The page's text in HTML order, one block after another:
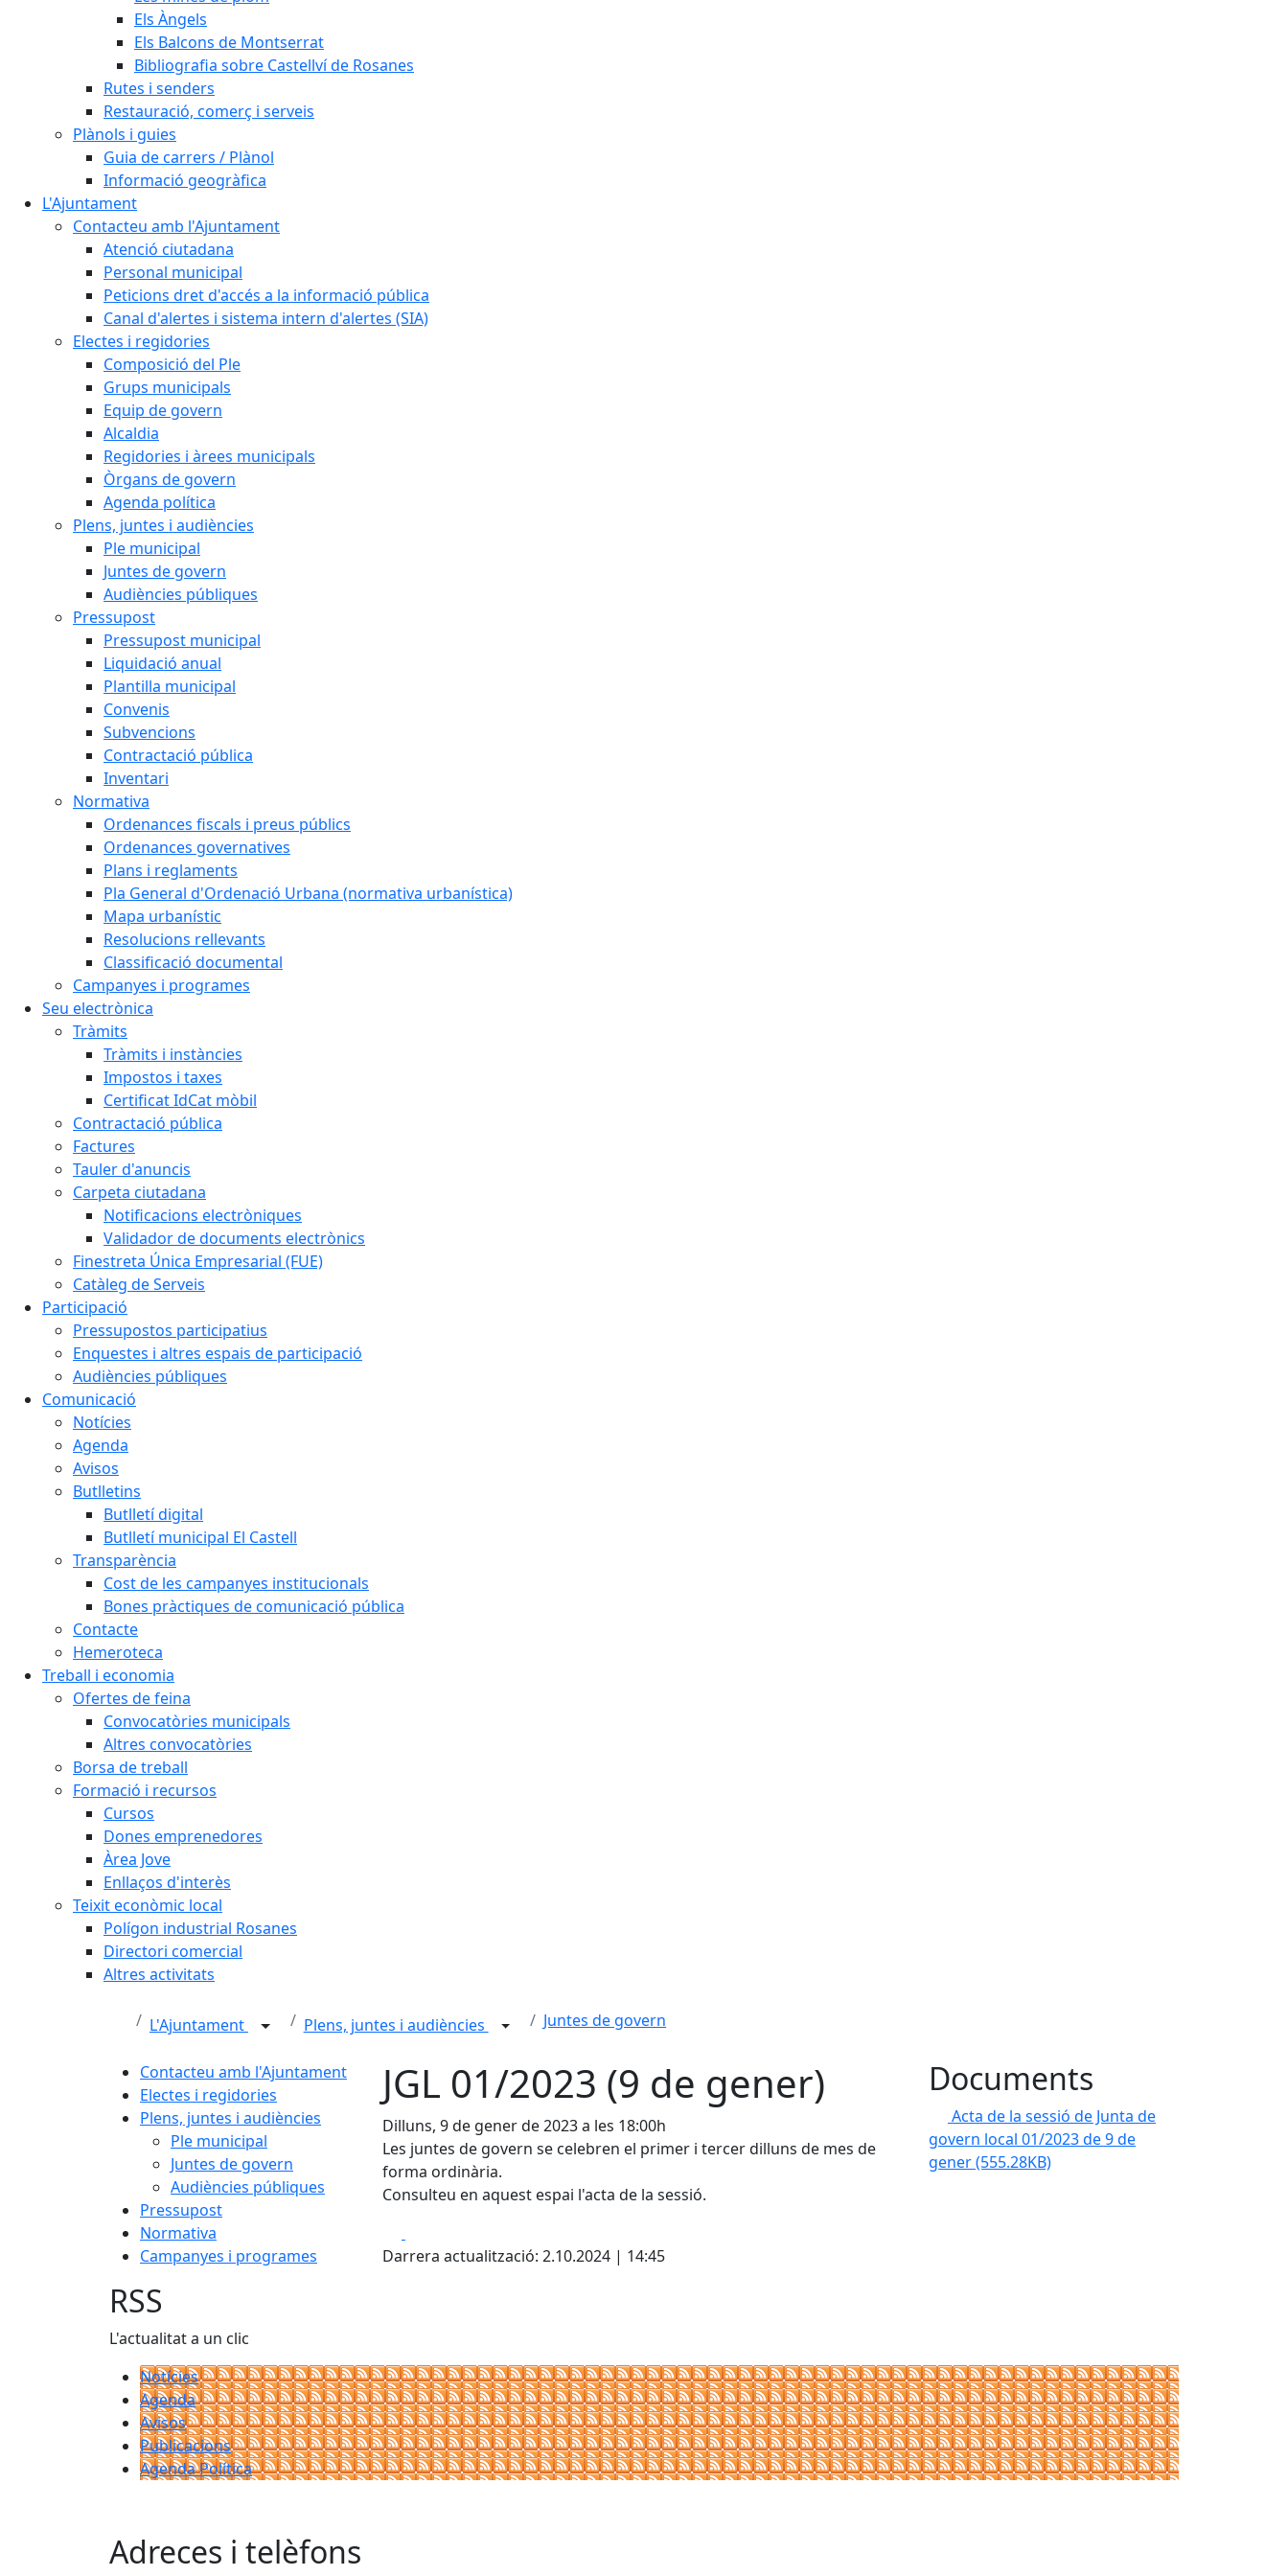
Els Àngels
Els Balcons de Montserrat
Bibliografia sobre Castellví de Rosanes
Rutes i senders
Restauració, comerç i serveis
Plànols i guies
Guia de carrers / Plànol
Informació geogràfica
L'Ajuntament
Contacteu amb l'Ajuntament
Atenció ciutadana
Personal municipal
Peticions dret d'accés a la informació pública
Canal d'alertes i sistema intern d'alertes (SIA)
Electes i regidories
Composició del Ple
Grups municipals
Equip de govern
Alcaldia
Regidories i àrees municipals
Òrgans de govern
Agenda política
Plens, juntes i audiències
Ple municipal
Juntes de govern
Audiències públiques
Pressupost
Pressupost municipal
Liquidació anual
Plantilla municipal
Convenis
Subvencions
Contractació pública
Inventari
Normativa
Ordenances fiscals i preus públics
Ordenances governatives
Plans i reglaments
Pla General d'Ordenació Urbana (normativa urbanística)
Mapa urbanístic
Resolucions rellevants
Classificació documental
Campanyes i programes
Seu electrònica
Tràmits
Tràmits i instàncies
Impostos i taxes
Certificat IdCat mòbil
Contractació pública
Factures
Tauler d'anuncis
Carpeta ciutadana
Notificacions electròniques
Validador de documents electrònics
Finestreta Única Empresarial (FUE)
Catàleg de Serveis
Participació
Pressupostos participatius
Enquestes i altres espais de participació
Audiències públiques
Comunicació
Notícies
Agenda
Avisos
Butlletins
Butlletí digital
Butlletí municipal El Castell
Transparència
Cost de les campanyes institucionals
Bones pràctiques de comunicació pública
Contacte
Hemeroteca
Treball i economia
Ofertes de feina
Convocatòries municipals
Altres convocatòries
Borsa de treball
Formació i recursos
Cursos
Dones emprenedores
Àrea Jove
Enllaços d'interès
Teixit econòmic local
Polígon industrial Rosanes
Directori comercial
Altres activitats
L'Ajuntament Plens, juntes i audiències Juntes de govern
Contacteu amb l'Ajuntament
Electes i regidories
Plens, juntes i audiències
Ple municipal
Juntes de govern
Audiències públiques
Pressupost
Normativa
Campanyes i programes
JGL 01/2023 (9 de gener)
Dilluns, 9 de gener de 2023 a les 18:00h
Les juntes de govern se celebren el primer i tercer dilluns de mes de
forma ordinària.
Consulteu en aquest espai l'acta de la sessió.
Darrera actualització: 2.10.2024 | 14:45
Documents
Acta de la sessió de Junta de
govern local 01/2023 de 9 de
gener(555.28KB)
RSS
L'actualitat a un clic
Notícies
Agenda
Avisos
Publicacions
Agenda Política
Adreces i telèfons